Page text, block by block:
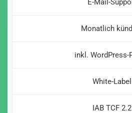
E-Mail-
Monatlich
inkl. WordPress-
White-Label
IAB TCF 2.2